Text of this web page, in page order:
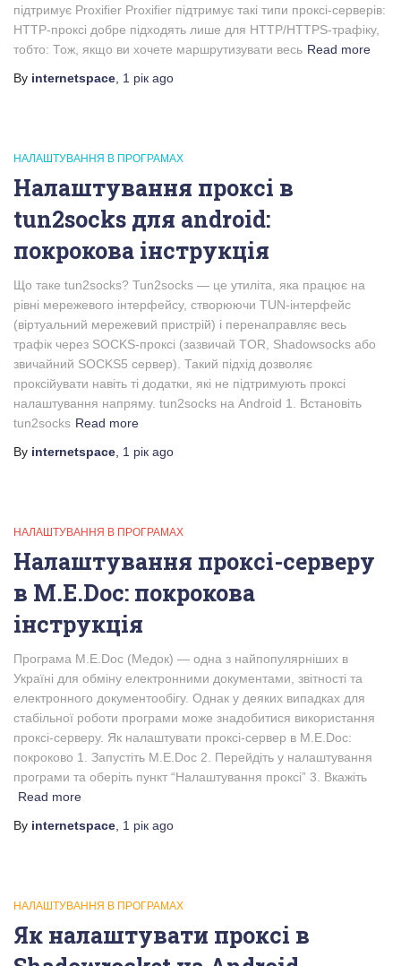
підтримує Proxifier Proxifier підтримує такі типи проксі-серверів:
HTTP-проксі добре підходять лише для HTTP/HTTPS-трафіку,
тобто: Тож, якщо ви хочете маршрутизувати весь Read more
By internetspace 1 рік ago
НАЛАШТУВАННЯ В ПРОГРАМАХ
Налаштування проксі в
tun2socks для android:
покрокова інструкція
Що таке tun2socks? Tun2socks — це утиліта, яка працює на
рівні мережевого інтерфейсу, створюючи TUN-інтерфейс
(віртуальний мережевий пристрій) і перенаправляє весь
трафік через SOCKS-проксі (зазвичай TOR, Shadowsocks або
звичайний SOCKS5 сервер). Такий підхід дозволяє
проксійувати навіть ті додатки, які не підтримують проксі
налаштування напряму. tun2socks на Android 1. Встановіть
tun2socks Read more
By internetspace 1 рік ago
НАЛАШТУВАННЯ В ПРОГРАМАХ
Налаштування проксі-серверу
в M.E.Doc: покрокова
інструкція
Програма M.E.Doc (Медок) — одна з найпопулярніших в
Україні для обміну електронними документами, звітності та
електронного документообігу. Однак у деяких випадках для
стабільної роботи програми може знадобитися використання
проксі-серверу. Як налаштувати проксі-сервер в M.E.Doc:
покроково 1. Запустіть M.E.Doc 2. Перейдіть у налаштування
програми та оберіть пункт “Налаштування проксі” 3. Вкажіть
Read more
By internetspace 1 рік ago
НАЛАШТУВАННЯ В ПРОГРАМАХ
Як налаштувати проксі в